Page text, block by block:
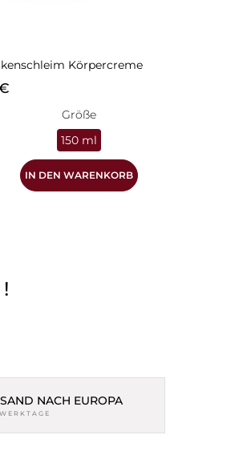
Körpercreme
Größe
150 ml
IN DEN WARENKORB
NACH EUROPA